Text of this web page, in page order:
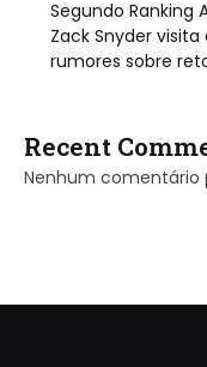
Segundo Ranking
Zack Snyder
rumores sobre
Recent
Nenhum comentário